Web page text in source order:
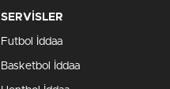
SERVİSLER
Futbol İddaa
Basketbol İddaa